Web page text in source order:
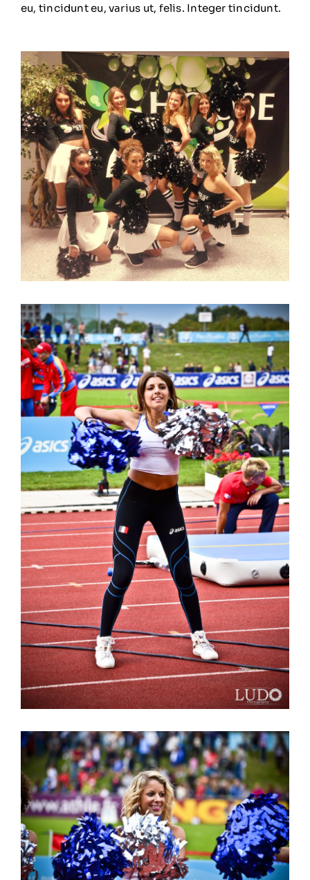
eu, tincidunt eu, varius ut, felis. Integer tincidunt.